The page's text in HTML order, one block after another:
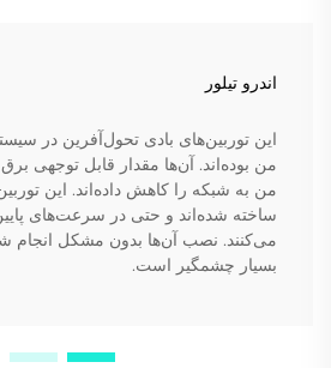
اندرو تیلور
این توربین‌های بادی تحول‌آفرین در
من بوده‌اند. آن‌ها مقدار قابل توجهی
من به شبکه را کاهش داده‌اند. این
ساخته شده‌اند و حتی در سرعت‌های
می‌کنند. نصب آن‌ها بدون مشکل انجام
بسیار چشمگیر است.